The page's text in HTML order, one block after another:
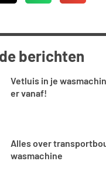
berichten
Vetluis in je
er vanaf!
Alles over
wasmachine